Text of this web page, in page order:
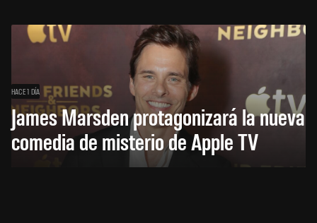
HACE 1 DÍA
James Marsden protagonizará la nueva
comedia de misterio de Apple TV